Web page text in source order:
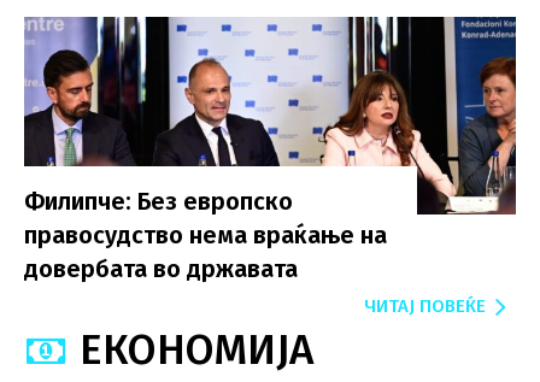
Филипче: Без европско
правосудство нема враќање на
довербата во државата
ЧИТАЈ ПОВЕЌЕ
ЕКОНОМИЈА